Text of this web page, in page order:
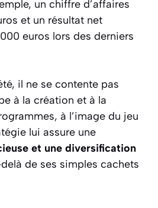
un chiffre d’affaires
et un résultat net
euros lors des derniers
il ne se contente pas
à la création et à la
à l’image du jeu
lui assure une
et une diversification
de ses simples cachets